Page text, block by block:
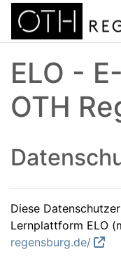
Zum Hauptinhalt
ELO -
OTH
Diese
Lernplattform ELO
regensburg.de/